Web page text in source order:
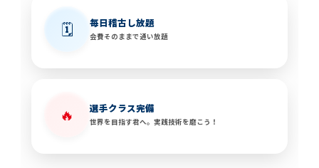
🗓️ 毎日稽古し放題
会費そのままで通い放題
🔥 選手クラス完備
世界を目指す君へ。実践技術を磨こう！